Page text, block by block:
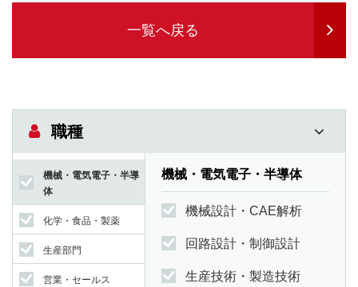
一覧へ戻る
職種
機械・電気電子・半導
体
化学・食品・製薬
生産部門
営業・セールス
機械・電気電子・半導体
機械設計・CAE解析
回路設計・制御設計
生産技術・製造技術